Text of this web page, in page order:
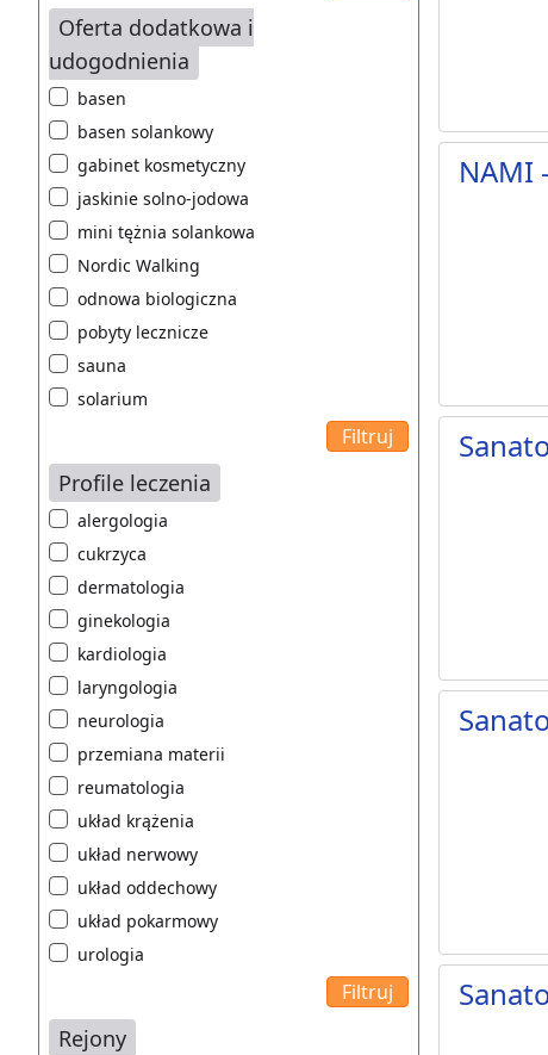
Oferta dodatkowa i
udogodnienia
basen
basen solankowy
gabinet kosmetyczny
jaskinie solno-jodowa
mini tężnia solankowa
Nordic Walking
odnowa biologiczna
pobyty lecznicze
sauna
solarium
Profile leczenia
alergologia
cukrzyca
dermatologia
ginekologia
kardiologia
laryngologia
neurologia
przemiana materii
reumatologia
układ krążenia
układ nerwowy
układ oddechowy
układ pokarmowy
urologia
Rejony
NAMI